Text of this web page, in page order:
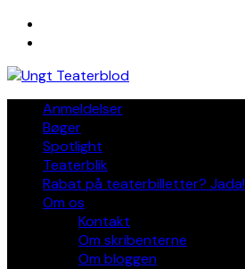
Skip
Anmeldelser
Bøger
Spotlight
Teaterblik
Rabat på teaterbilletter? Jada!
Om os
Kontakt
Om skribenterne
Om bloggen